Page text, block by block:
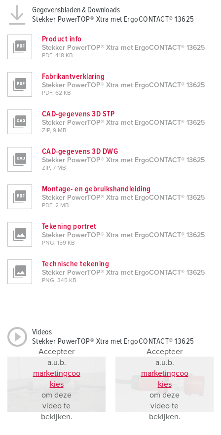
Gegevensbladen & Downloads
Stekker PowerTOP® Xtra met ErgoCONTACT® 13625
Product info
Stekker PowerTOP® Xtra met ErgoCONTACT® 13625
PDF, 418 KB
Fabrikantverklaring
Stekker PowerTOP® Xtra met ErgoCONTACT® 13625
PDF, 62 KB
CAD-gegevens 3D STP
Stekker PowerTOP® Xtra met ErgoCONTACT® 13625
ZIP, 9 MB
CAD-gegevens 3D DWG
Stekker PowerTOP® Xtra met ErgoCONTACT® 13625
ZIP, 7 MB
Montage- en gebruikshandleiding
Stekker PowerTOP® Xtra met ErgoCONTACT® 13625
PDF, 2 MB
Tekening portret
Stekker PowerTOP® Xtra met ErgoCONTACT® 13625
PNG, 159 KB
Technische tekening
Stekker PowerTOP® Xtra met ErgoCONTACT® 13625
PNG, 345 KB
Videos
Stekker PowerTOP® Xtra met ErgoCONTACT® 13625
Accepteer
a.u.b.
marketingcoo
kies
om deze
video te
bekijken.
Accepteer
a.u.b.
marketingcoo
kies
om deze
video te
bekijken.